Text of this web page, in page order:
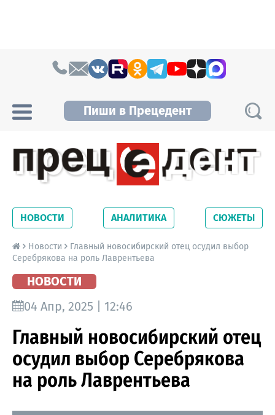
Пиши в Прецедент
Новосибирской области. Читайте свежие
новости на сайте сетевого издания
Precedent.
НОВОСТИ АНАЛИТИКА СЮЖЕТЫ
Новости
Главный новосибирский отец осудил выбор
Серебрякова на роль Лаврентьева
НОВОСТИ
04 Апр, 2025 | 12:46
Главный новосибирский отец
осудил выбор Серебрякова
на роль Лаврентьева